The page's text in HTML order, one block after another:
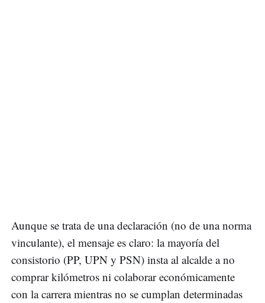
Aunque se trata de una declaración (no de una norma
vinculante), el mensaje es claro: la mayoría del
consistorio (PP, UPN y PSN) insta al alcalde a no
comprar kilómetros ni colaborar económicamente
con la carrera mientras no se cumplan determinadas